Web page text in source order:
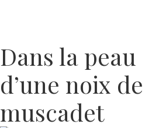
Dans la peau
d’une noix de
muscadet